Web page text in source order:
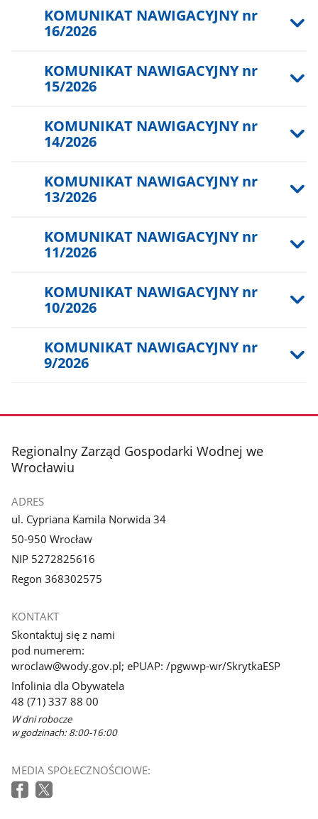
KOMUNIKAT NAWIGACYJNY nr
16/2026
KOMUNIKAT NAWIGACYJNY nr
15/2026
KOMUNIKAT NAWIGACYJNY nr
14/2026
KOMUNIKAT NAWIGACYJNY nr
13/2026
KOMUNIKAT NAWIGACYJNY nr
11/2026
KOMUNIKAT NAWIGACYJNY nr
10/2026
KOMUNIKAT NAWIGACYJNY nr
9/2026
stopka
Regionalny Zarząd Gospodarki Wodnej we
Wrocławiu
ADRES
ul. Cypriana Kamila Norwida 34
50-950 Wrocław
NIP 5272825616
Regon 368302575
KONTAKT
Skontaktuj się z nami
pod numerem:
wroclaw@wody.gov.pl; ePUAP: /pgwwp-wr/SkrytkaESP
Infolinia dla Obywatela
48 (71) 337 88 00
W dni robocze
w godzinach: 8:00-16:00
MEDIA SPOŁECZNOŚCIOWE: